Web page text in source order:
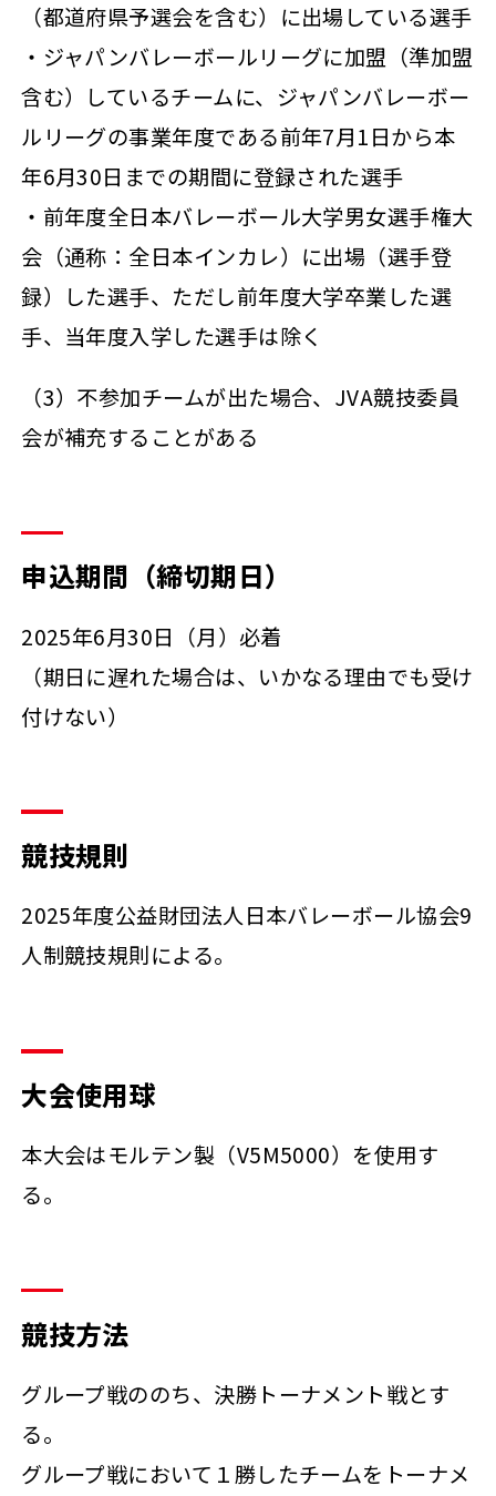
（都道府県予選会を含む）に出場している選手
・ジャパンバレーボールリーグに加盟（準加盟
含む）しているチームに、ジャパンバレーボー
ルリーグの事業年度である前年7月1日から本
年6月30日までの期間に登録された選手
・前年度全日本バレーボール大学男女選手権大
会（通称：全日本インカレ）に出場（選手登
録）した選手、ただし前年度大学卒業した選
手、当年度入学した選手は除く
（3）不参加チームが出た場合、JVA競技委員
会が補充することがある
申込期間（締切期日）
2025年6月30日（月）必着
（期日に遅れた場合は、いかなる理由でも受け
付けない）
競技規則
2025年度公益財団法人日本バレーボール協会9
人制競技規則による。
大会使用球
本大会はモルテン製（V5M5000）を使用す
る。
競技方法
グループ戦ののち、決勝トーナメント戦とす
る。
グループ戦において１勝したチームをトーナメ